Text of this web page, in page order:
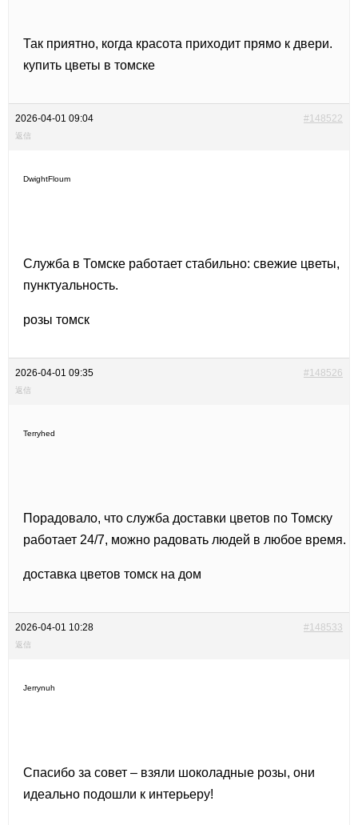
Так приятно, когда красота приходит прямо к двери.
купить цветы в томске
2026-04-01 09:04 #148522
返信
DwightFloum
Служба в Томске работает стабильно: свежие цветы,
пунктуальность.
розы томск
2026-04-01 09:35 #148526
返信
Terryhed
Порадовало, что служба доставки цветов по Томску
работает 24/7, можно радовать людей в любое время.
доставка цветов томск на дом
2026-04-01 10:28 #148533
返信
Jerrynuh
Спасибо за совет – взяли шоколадные розы, они
идеально подошли к интерьеру!